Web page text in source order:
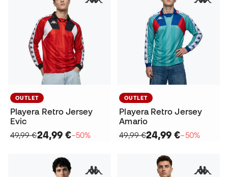
OUTLET
Playera Retro Jersey
Evic
49,99 €24,99 €−50%
OUTLET
Playera Retro Jersey
Amario
49,99 €24,99 €−50%